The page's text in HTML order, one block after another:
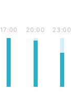
17:00 20:00 23:00